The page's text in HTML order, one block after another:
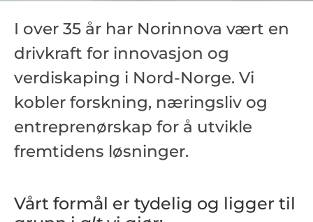
I over 35 år har Norinnova vært en
drivkraft for innovasjon og
verdiskaping i Nord-Norge. Vi
kobler forskning, næringsliv og
entreprenørskap for å utvikle
fremtidens løsninger.
Vårt formål er tydelig og ligger til